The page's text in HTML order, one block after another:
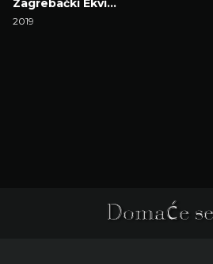
Zagrebački Ekvinocij
2019